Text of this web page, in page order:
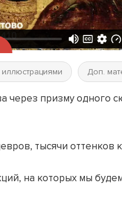
Доп.
через призму одного
тысячи оттенков
на которых мы